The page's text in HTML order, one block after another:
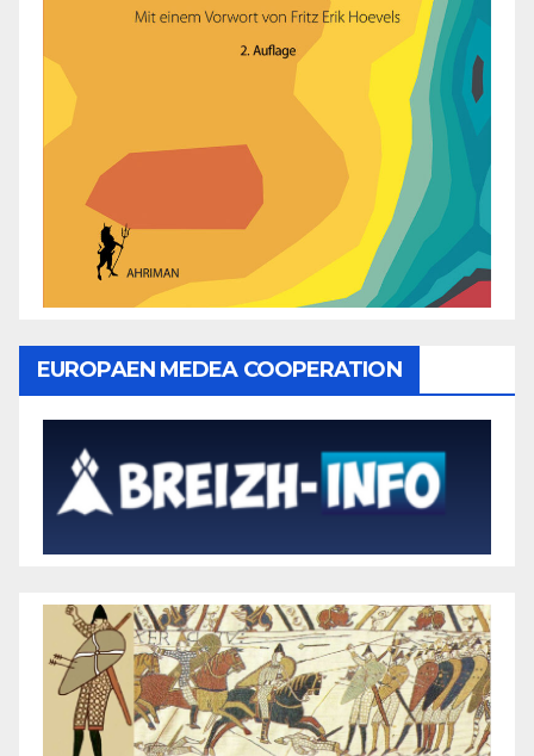
EUROPAEN MEDEA COOPERATION